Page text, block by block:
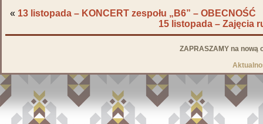
« 13 listopada – KONCERT zespołu „B6” – OBECNOŚĆ
15 listopada – Zajęcia
ZAPRASZAMY na